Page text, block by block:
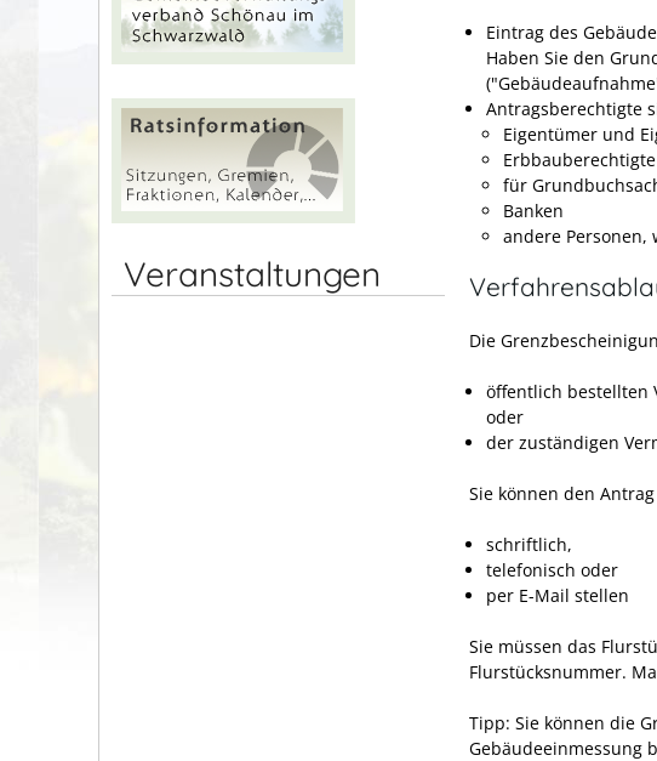
Veranstaltungen
Eintrag des
Haben Sie den
Antragsberechtigte
Eigentümer und
Erbbauberechtigte
für
Banken
andere Personen,
Die
öffentlich bestellten
oder
der zuständigen
Sie können den
schriftlich,
telefonisch oder
per E-Mail stellen
Sie müssen das
Flurstücksnummer.
Tipp: Sie können die
Gebäudeeinmessung